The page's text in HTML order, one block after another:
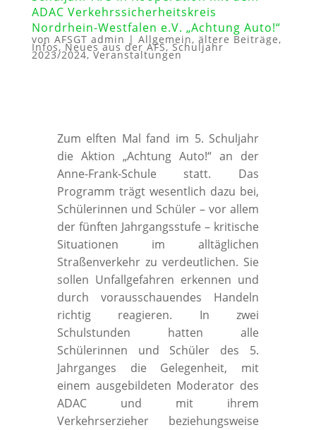
ADAC Verkehrssicherheitskreis
Nordrhein-Westfalen e.V. „Achtung Auto!“
von AFSGT admin | Allgemein, ältere Beiträge,
Infos,Neues aus der AFS,Schuljahr
2023/2024,Veranstaltungen
Zum elften Mal fand im 5. Schuljahr
die Aktion „Achtung Auto!“ an der
Anne-Frank-Schule statt. Das
Programm trägt wesentlich dazu bei,
Schülerinnen und Schüler – vor allem
der fünften Jahrgangsstufe – kritische
Situationen im alltäglichen
Straßenverkehr zu verdeutlichen. Sie
sollen Unfallgefahren erkennen und
durch vorausschauendes Handeln
richtig reagieren. In zwei
Schulstunden hatten alle
Schülerinnen und Schüler des 5.
Jahrganges die Gelegenheit, mit
einem ausgebildeten Moderator des
ADAC und mit ihrem
Verkehrserzieher beziehungsweise